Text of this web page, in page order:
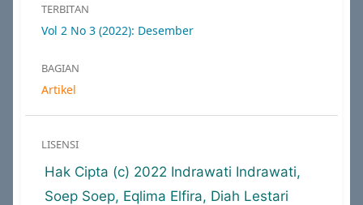
TERBITAN
Vol 2 No 3 (2022): Desember
BAGIAN
Artikel
LISENSI
Hak Cipta (c) 2022 Indrawati Indrawati,
Soep Soep, Eqlima Elfira, Diah Lestari